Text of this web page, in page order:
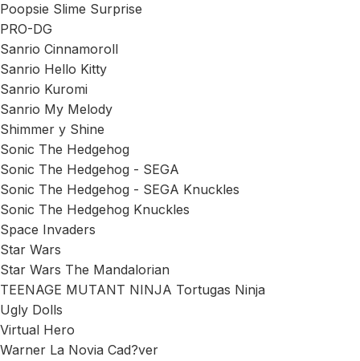
Poopsie Slime Surprise
PRO-DG
Sanrio Cinnamoroll
Sanrio Hello Kitty
Sanrio Kuromi
Sanrio My Melody
Shimmer y Shine
Sonic The Hedgehog
Sonic The Hedgehog - SEGA
Sonic The Hedgehog - SEGA Knuckles
Sonic The Hedgehog Knuckles
Space Invaders
Star Wars
Star Wars The Mandalorian
TEENAGE MUTANT NINJA Tortugas Ninja
Ugly Dolls
Virtual Hero
Warner La Novia Cad?ver